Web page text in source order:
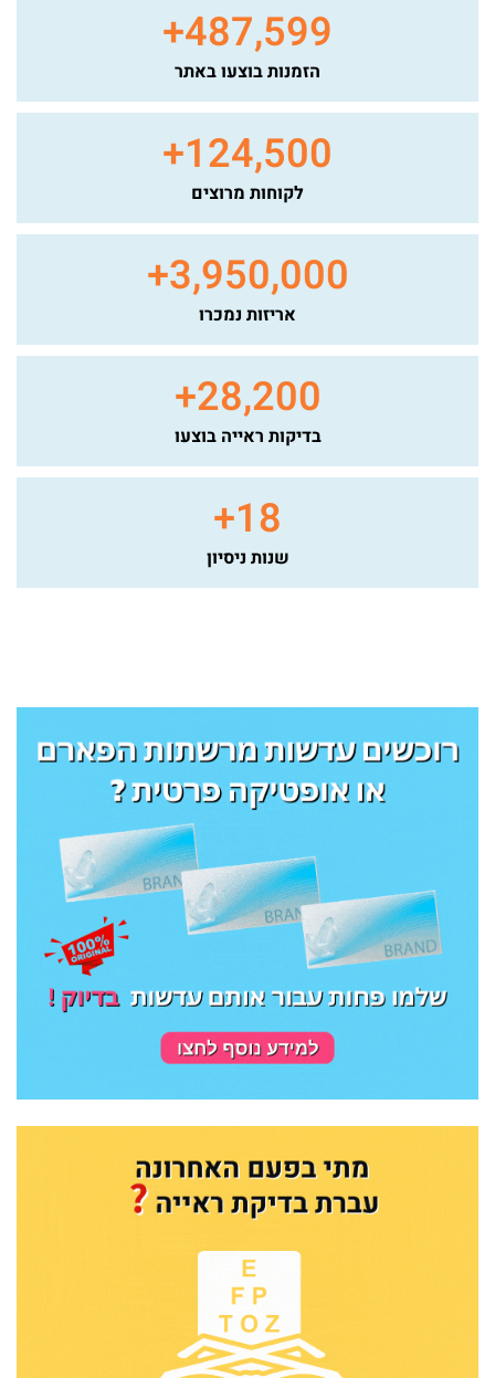
487,599
+
הזמנות בוצעו באתר
124,500
+
לקוחות מרוצים
3,950,000
+
אריזות נמכרו
28,200
+
בדיקות ראייה בוצעו
18
+
שנות ניסיון